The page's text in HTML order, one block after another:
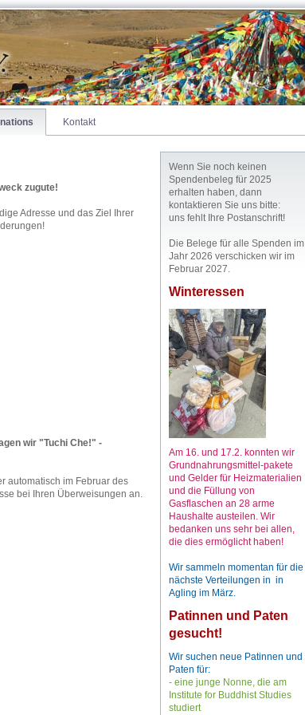
Kontakt
zugute!
Adresse und das Ziel Ihrer
wir "Tuchi Che!" -
automatisch im Februar des
bei Ihren Überweisungen an.
Wenn Sie noch keinen
Spendenbeleg für 2025
erhalten haben, dann
kontaktieren Sie uns bitte:
uns fehlt Ihre Postanschrift!
Die Belege für alle Spenden im
Jahr 2026 verschicken wir im
Februar 2027.
Winteressen
Am 16. und 17.2. konnten wir
Grundnahrungsmittel-pakete
und Gelder für Heizmaterialien
und die Füllung von
Gasflaschen an 28 arme
Haushalte austeilen. Wir
bedanken uns sehr bei allen,
die dies ermöglicht haben!
Wir sammeln momentan für die
nächste Verteilungen in in
Agling im März.
Patinnen und Paten
gesucht!
Wir suchen neue Patinnen und
Paten für:
- eine junge Nonne, die am
Institute for Buddhist Studies
studiert